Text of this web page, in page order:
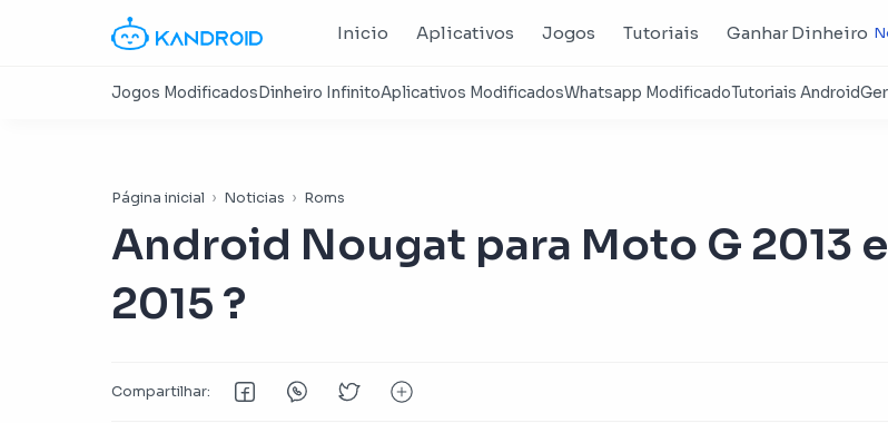
Inicio Aplicativos Jogos Tutoriais Ganhar Dinheiro
Página inicial Noticias Roms
Android Nougat para Moto G 2013 e
2015 ?